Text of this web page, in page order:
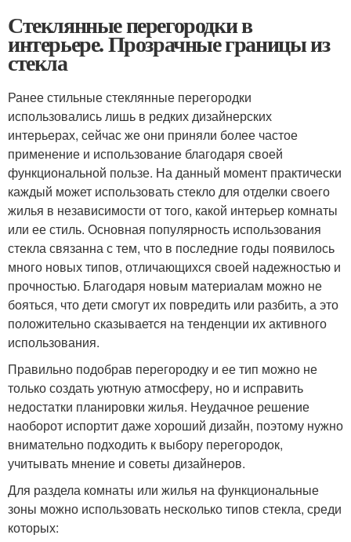
Стеклянные перегородки в
интерьере. Прозрачные границы из
стекла
Ранее стильные стеклянные перегородки
использовались лишь в редких дизайнерских
интерьерах, сейчас же они приняли более частое
применение и использование благодаря своей
функциональной пользе. На данный момент практически
каждый может использовать стекло для отделки своего
жилья в независимости от того, какой интерьер комнаты
или ее стиль. Основная популярность использования
стекла связанна с тем, что в последние годы появилось
много новых типов, отличающихся своей надежностью и
прочностью. Благодаря новым материалам можно не
бояться, что дети смогут их повредить или разбить, а это
положительно сказывается на тенденции их активного
использования.
Правильно подобрав перегородку и ее тип можно не
только создать уютную атмосферу, но и исправить
недостатки планировки жилья. Неудачное решение
наоборот испортит даже хороший дизайн, поэтому нужно
внимательно подходить к выбору перегородок,
учитывать мнение и советы дизайнеров.
Для раздела комнаты или жилья на функциональные
зоны можно использовать несколько типов стекла, среди
которых: